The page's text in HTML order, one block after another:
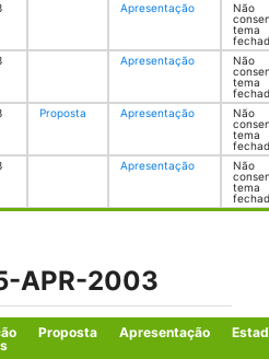
Apresentação
Não
tema
Apresentação
Não
tema
Proposta Apresentação
Não
tema
Apresentação
Não
tema
APR-2003
Proposta Apresentação